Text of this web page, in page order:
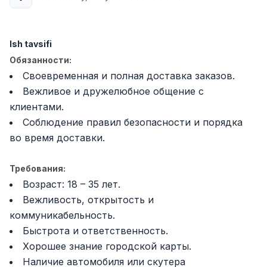
Full time job
Fast food Oshpazi
2,600,000 - 5,000,000 sum
LES AILES
Full time job
Ish joyidan
Farmatsevt
3,000,000 - 10,000,000 sum/
NAVBAHOR APTEKA
Sotuv Operatori (Faqat qizlar!)
Kelishiladi
NAFF
Full time job
Ish joyidan
Sotuv bo'yicha agent
Kelishiladi
Ish tavsifi
Обязанности:
Своевременная и полная доставка заказов.
Вежливое и дружелюбное общение с
клиентами.
Соблюдение правил безопасности и порядка
во время доставки.
Требования:
Возраст: 18 – 35 лет.
Вежливость, открытость и
коммуникабельность.
Быстрота и ответственность.
Хорошее знание городской карты.
Наличие автомобиля или скутера
Vakansiyalar Sohalar Korxonalar